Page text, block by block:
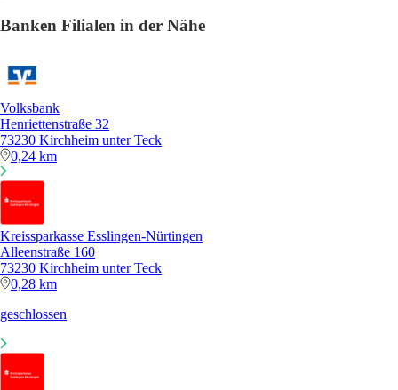
Banken Filialen in der Nähe
Volksbank
Henriettenstraße 32
73230 Kirchheim unter Teck
0,24 km
Kreissparkasse Esslingen-Nürtingen
Alleenstraße 160
73230 Kirchheim unter Teck
0,28 km
geschlossen